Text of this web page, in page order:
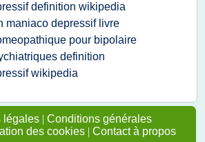
definition wikipedia
maniaco depressif livre
pour bipolaire
definition
wikipedia
légales | Conditions générales
des cookies | Contact à propos